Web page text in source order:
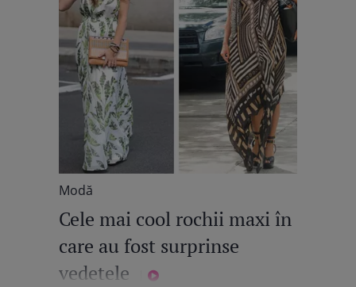
Modă
Cele mai cool rochii maxi în
care au fost surprinse
vedetele